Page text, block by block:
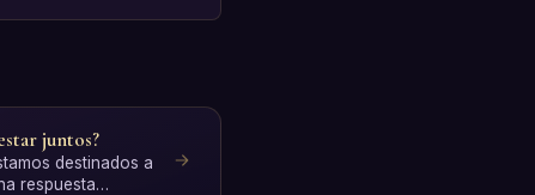
juntos?
destinados a
respuesta